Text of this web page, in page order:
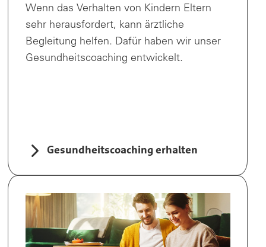
Wenn das Verhalten von Kindern Eltern
sehr herausfordert, kann ärztliche
Begleitung helfen. Dafür haben wir unser
Gesundheitscoaching entwickelt.
Gesundheitscoaching erhalten